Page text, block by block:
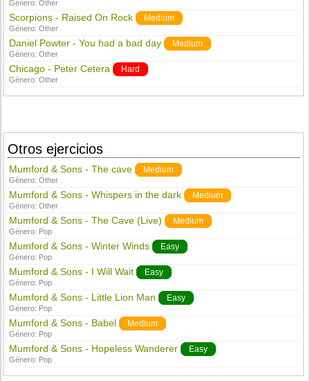
Género:Other
Scorpions - Raised On Rock Medium
Género:Other
Daniel Powter - You had a bad day Medium
Género:Other
Chicago - Peter Cetera Hard
Género:Other
Otros ejercicios
Mumford & Sons - The cave Medium
Género:Other
Mumford & Sons - Whispers in the dark Medium
Género:Other
Mumford & Sons - The Cave (Live) Medium
Género: Pop
Mumford & Sons - Winter Winds Easy
Género: Pop
Mumford & Sons - I Will Wait Easy
Género: Pop
Mumford & Sons - Little Lion Man Easy
Género: Pop
Mumford & Sons - Babel Medium
Género: Pop
Mumford & Sons - Hopeless Wanderer Easy
Género: Pop